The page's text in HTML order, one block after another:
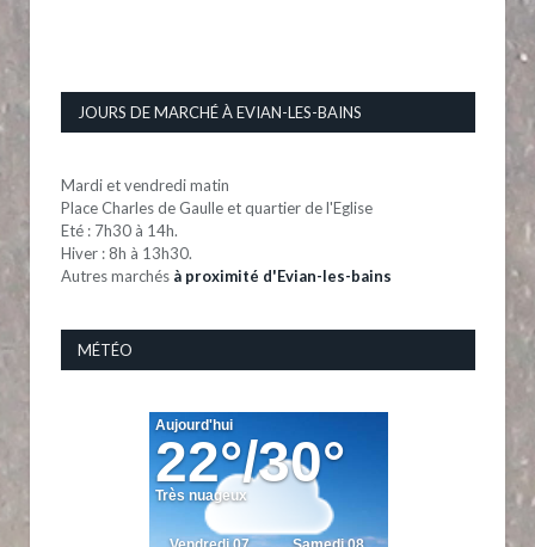
JOURS DE MARCHÉ À EVIAN-LES-BAINS
Mardi et vendredi matin
Place Charles de Gaulle et quartier de l'Eglise
Eté : 7h30 à 14h.
Hiver : 8h à 13h30.
Autres marchés à proximité d'Evian-les-bains
MÉTÉO